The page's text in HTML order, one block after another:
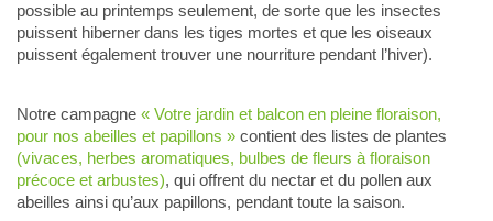
possible au printemps seulement, de sorte que les insectes
puissent hiberner dans les tiges mortes et que les oiseaux
puissent également trouver une nourriture pendant l’hiver).
Notre campagne « Votre jardin et balcon en pleine floraison,
pour nos abeilles et papillons » contient des listes de plantes
(vivaces, herbes aromatiques, bulbes de fleurs à floraison
précoce et arbustes), qui offrent du nectar et du pollen aux
abeilles ainsi qu’aux papillons, pendant toute la saison.